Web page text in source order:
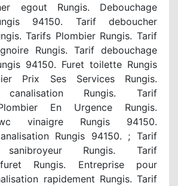
egout Rungis. Debouchage
94150. Tarif deboucher
Tarifs Plombier Rungis. Tarif
Rungis. Tarif debouchage
94150. Furet toilette Rungis
Prix Ses Services Rungis.
canalisation Rungis. Tarif
En Urgence Rungis.
vinaigre Rungis 94150.
Rungis 94150. ; Tarif
sanibroyeur Rungis. Tarif
Rungis. Entreprise pour
rapidement Rungis. Tarif